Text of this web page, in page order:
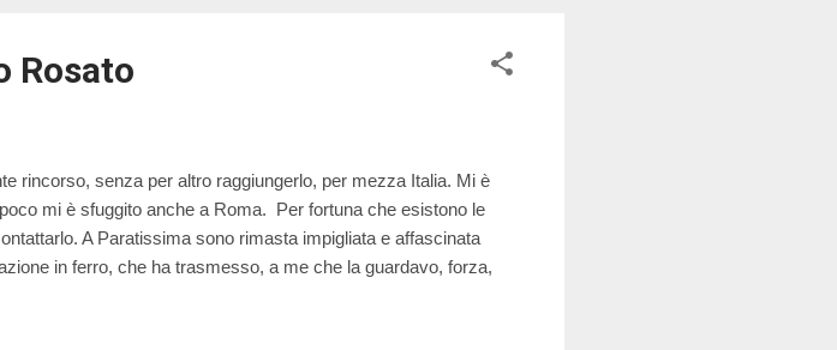
Rosato
rincorso, senza per altro raggiungerlo, per mezza Italia. Mi è
mi è sfuggito anche a Roma. Per fortuna che esistono le
A Paratissima sono rimasta impigliata e affascinata
in ferro, che ha trasmesso, a me che la guardavo, forza,